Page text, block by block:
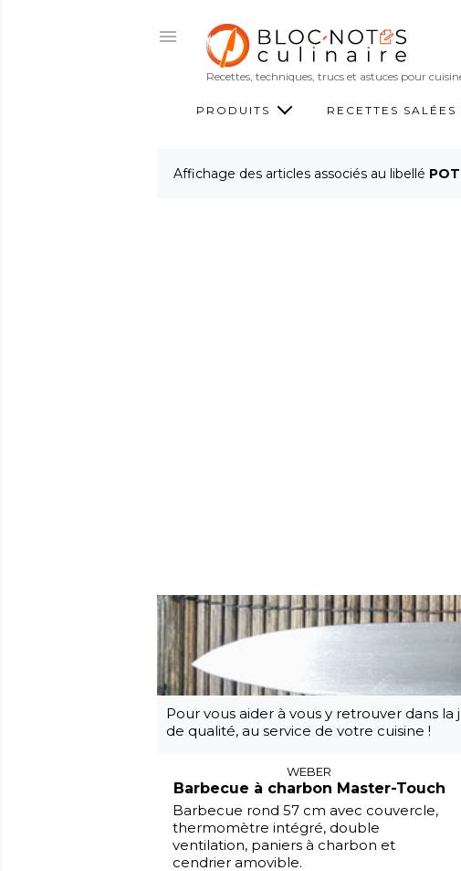
Recettes, techniques, trucs et astuces pour
PRODUITS RECETTES SALÉES
Affichage des articles associés au libellé
Pour vous aider à vous y retrouver dans
de qualité, au service de votre cuisine !
WEBER
Barbecue à charbon Master-Touch
Barbecue rond 57 cm avec couvercle,
thermomètre intégré, double
ventilation, paniers à charbon et
cendrier amovible.